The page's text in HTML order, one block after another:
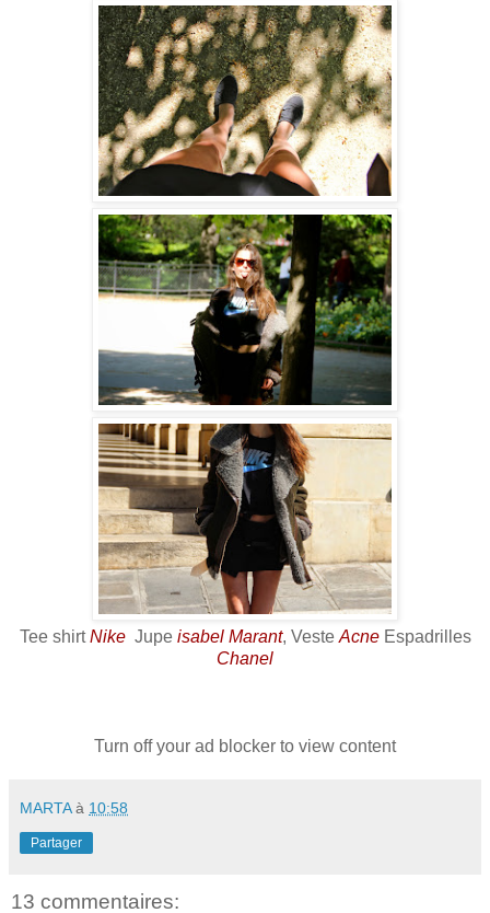
Tee shirtNikeJupe isabel Marant, Veste Acne Espadrilles
Chanel
Turn off your ad blocker to view content
MARTA à 10:58
Partager
13 commentaires: